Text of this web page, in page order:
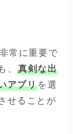
常に重要で
、真剣な出
アプリを選
せることが